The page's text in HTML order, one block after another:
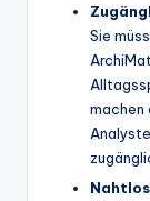
Sie
machen